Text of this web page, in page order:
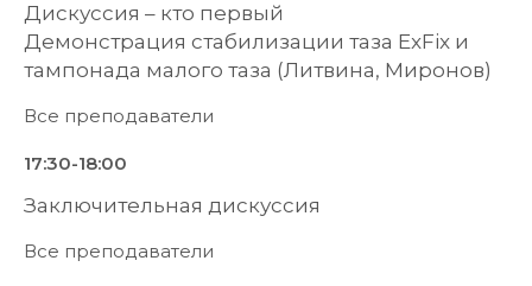
Дискуссия – кто первый
Демонстрация стабилизации таза ExFix и
тампонада малого таза (Литвина, Миронов)
Все преподаватели
17:30-18:00
Заключительная дискуссия
Все преподаватели